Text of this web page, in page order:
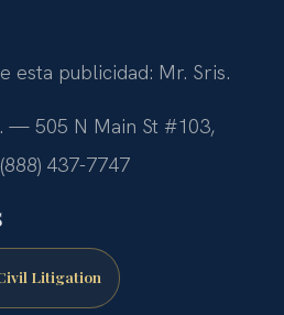
esta publicidad: Mr. Sris.
— 505 N Main St #103,
437-7747
Litigation